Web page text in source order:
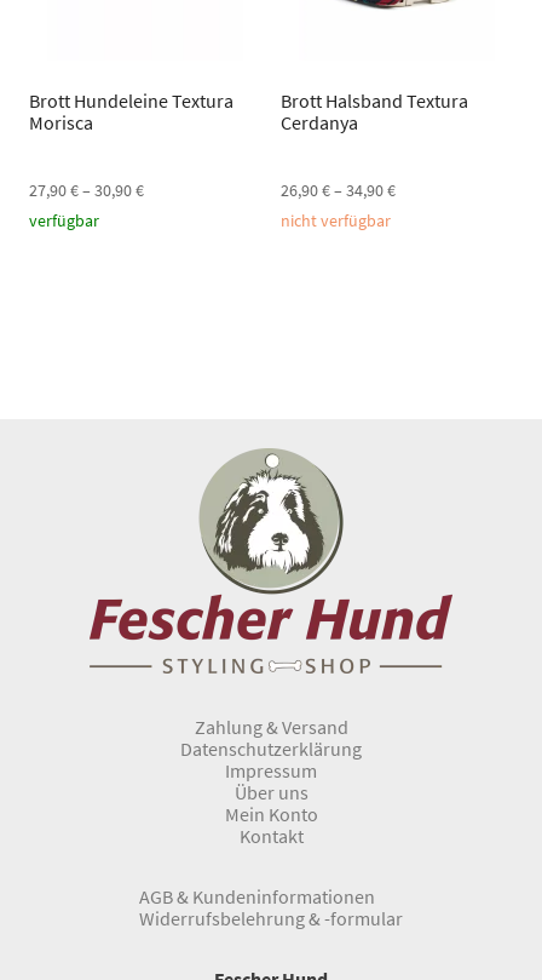
Brott Hundeleine Textura
Morisca
27,90€– 30,90€
verfügbar
Brott Halsband Textura
Cerdanya
26,90€– 34,90€
nicht verfügbar
Zahlung & Versand
Datenschutzerklärung
Impressum
Über uns
Mein Konto
Kontakt
AGB & Kundeninformationen
Widerrufsbelehrung & -formular